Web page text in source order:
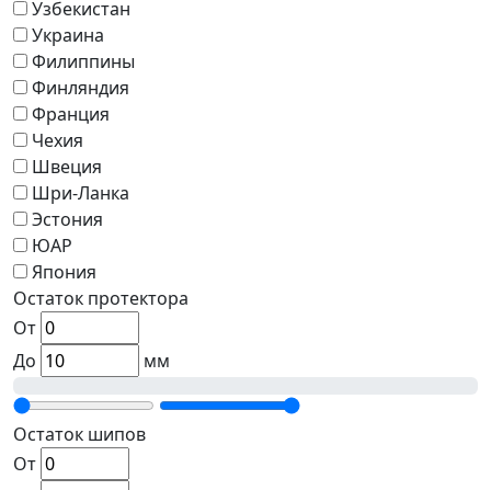
Узбекистан
Украина
Филиппины
Финляндия
Франция
Чехия
Швеция
Шри-Ланка
Эстония
ЮАР
Япония
Остаток протектора
От
До
мм
Остаток шипов
От